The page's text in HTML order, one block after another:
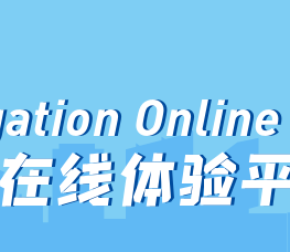
线体验